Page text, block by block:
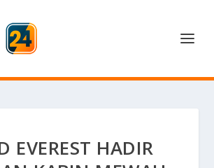
EVEREST HADIR